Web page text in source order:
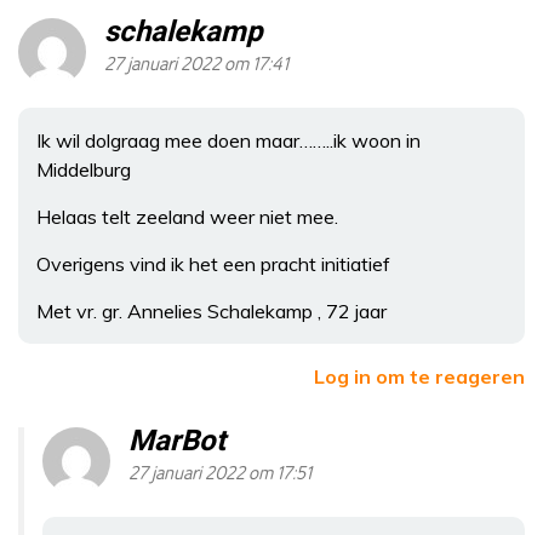
schalekamp
27 januari 2022 om 17:41
Ik wil dolgraag mee doen maar……..ik woon in
Middelburg
Helaas telt zeeland weer niet mee.
Overigens vind ik het een pracht initiatief
Met vr. gr. Annelies Schalekamp , 72 jaar
Log in om te reageren
MarBot
27 januari 2022 om 17:51